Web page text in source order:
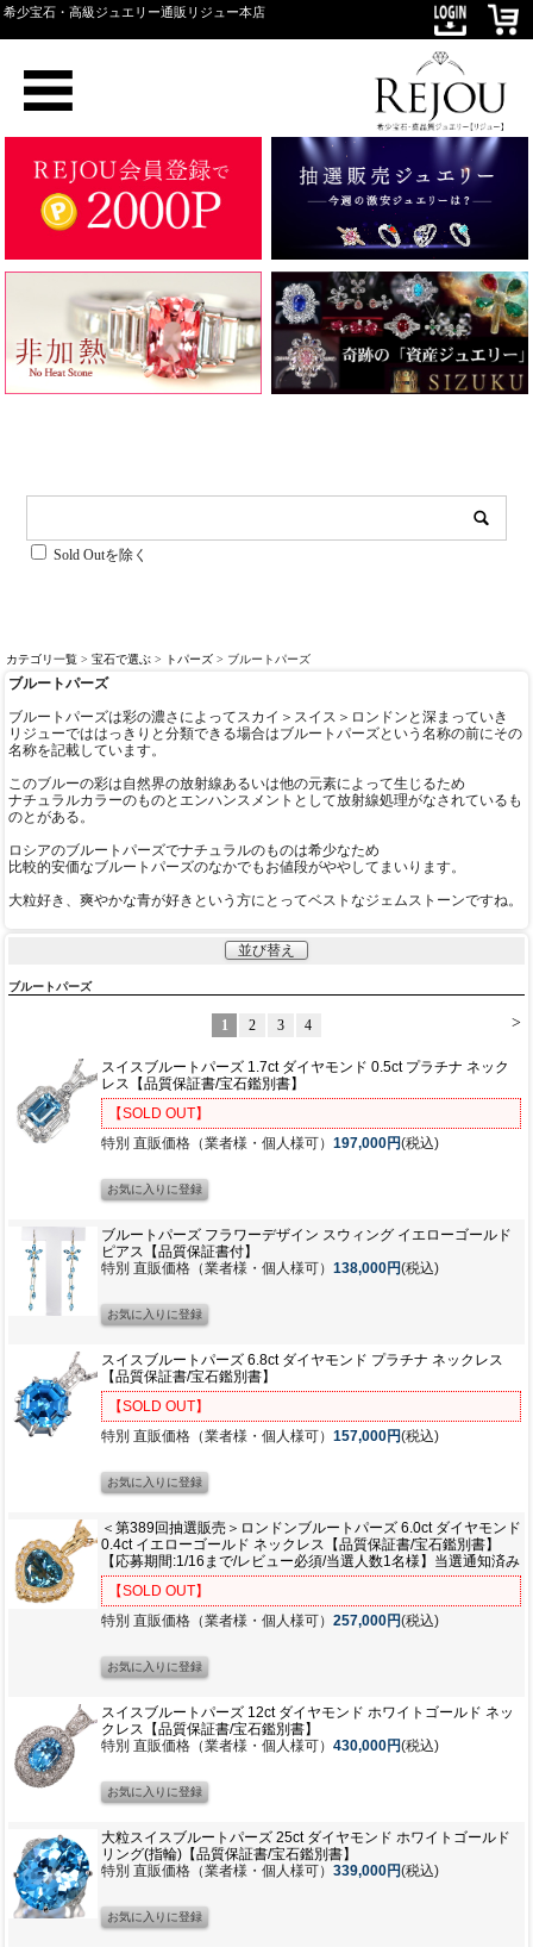
希少宝石・高級ジュエリー通販リジュー本店
Sold Outを除く
カテゴリ一覧 > 宝石で選ぶ > トパーズ > ブルートパーズ
ブルートパーズ
ブルートパーズは彩の濃さによってスカイ＞スイス＞ロンドンと深まっていき
リジューでははっきりと分類できる場合はブルートパーズという名称の前にその
名称を記載しています。
このブルーの彩は自然界の放射線あるいは他の元素によって生じるため
ナチュラルカラーのものとエンハンスメントとして放射線処理がなされているも
のとがある。
ロシアのブルートパーズでナチュラルのものは希少なため
比較的安価なブルートパーズのなかでもお値段がややしてまいります。
大粒好き、爽やかな青が好きという方にとってベストなジェムストーンですね。
並び替え
ブルートパーズ
>
1 2 3 4
スイスブルートパーズ 1.7ct ダイヤモンド 0.5ct プラチナ ネック
レス【品質保証書/宝石鑑別書】
【SOLD OUT】
特別 直販価格（業者様・個人様可） 197,000円(税込)
ブルートパーズ フラワーデザイン スウィング イエローゴールド
ピアス【品質保証書付】
特別 直販価格（業者様・個人様可） 138,000円(税込)
スイスブルートパーズ 6.8ct ダイヤモンド プラチナ ネックレス
【品質保証書/宝石鑑別書】
【SOLD OUT】
特別 直販価格（業者様・個人様可） 157,000円(税込)
＜第389回抽選販売＞ロンドンブルートパーズ 6.0ct ダイヤモンド
0.4ct イエローゴールド ネックレス【品質保証書/宝石鑑別書】
【応募期間:1/16まで/レビュー必須/当選人数1名様】当選通知済み
【SOLD OUT】
特別 直販価格（業者様・個人様可） 257,000円(税込)
スイスブルートパーズ 12ct ダイヤモンド ホワイトゴールド ネッ
クレス【品質保証書/宝石鑑別書】
特別 直販価格（業者様・個人様可） 430,000円(税込)
大粒スイスブルートパーズ 25ct ダイヤモンド ホワイトゴールド
リング(指輪)【品質保証書/宝石鑑別書】
特別 直販価格（業者様・個人様可） 339,000円(税込)